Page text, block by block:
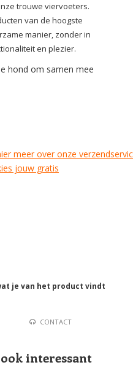
trouwe viervoeters.
van de hoogste
manier, zonder in
en plezier.
hond om samen mee
meer over onze
jouw gratis
je van het product vindt
CONTACT
interessant